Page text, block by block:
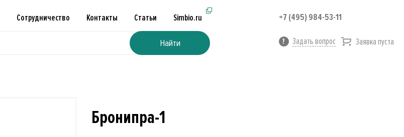
Сотрудничество Контакты Статьи Simbio.ru
Найти
+7 (495) 984-53-11
Задать вопрос Заявка пуста
Бронипра-1